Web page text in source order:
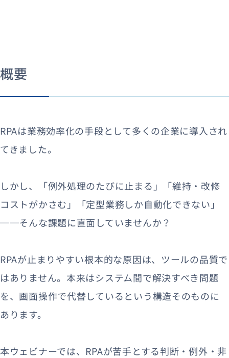
概要
RPAは業務効率化の手段として多くの企業に導入され
てきました。
しかし、「例外処理のたびに止まる」「維持・改修
コストがかさむ」「定型業務しか自動化できない」
──そんな課題に直面していませんか？
RPAが止まりやすい根本的な原因は、ツールの品質で
はありません。本来はシステム間で解決すべき問題
を、画面操作で代替しているという構造そのものに
あります。
本ウェビナーでは、RPAが苦手とする判断・例外・非